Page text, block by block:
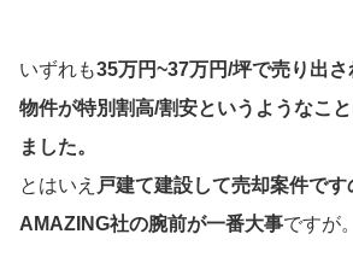
いずれも35万円~37万円/坪で売り出
物件が特別割高/割安というようなこ
ました。
とはいえ 戸建て建設して売却案件で
AMAZING社の腕前が一番大事ですが。